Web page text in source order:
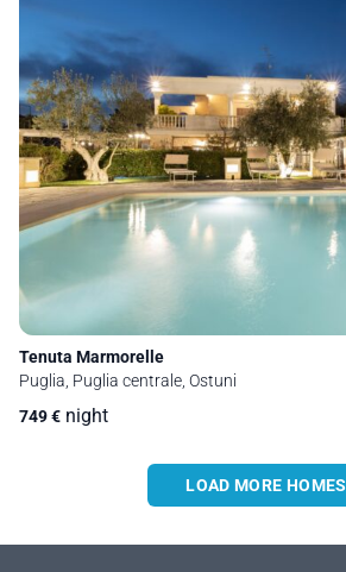
Tenuta Marmorelle
Puglia, Puglia centrale, Ostuni
749€ night
LOAD MORE HOMES